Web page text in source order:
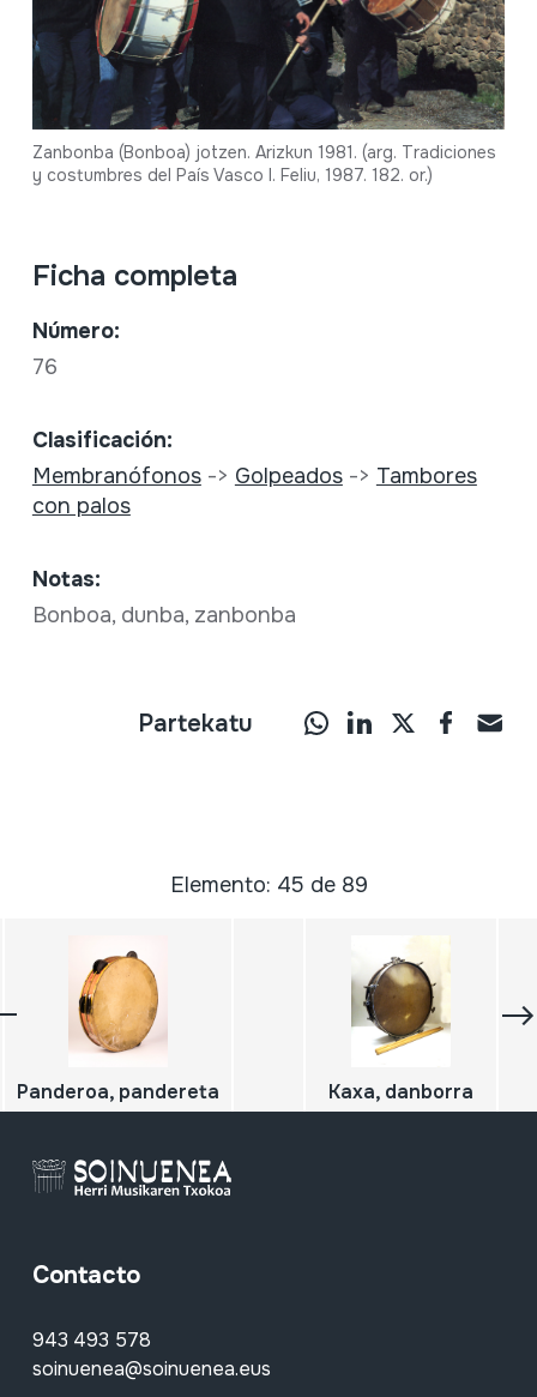
Zanbonba (Bonboa) jotzen. Arizkun 1981. (arg. Tradiciones
y costumbres del País Vasco I. Feliu, 1987. 182. or.)
Ficha completa
Número:
76
Clasificación:
Membranófonos-> Golpeados-> Tambores
con palos
Notas:
Bonboa, dunba, zanbonba
Partekatu
Elemento: 45 de 89
Panderoa, pandereta Kaxa, danborra
Contacto
943 493 578
soinuenea@soinuenea.eus